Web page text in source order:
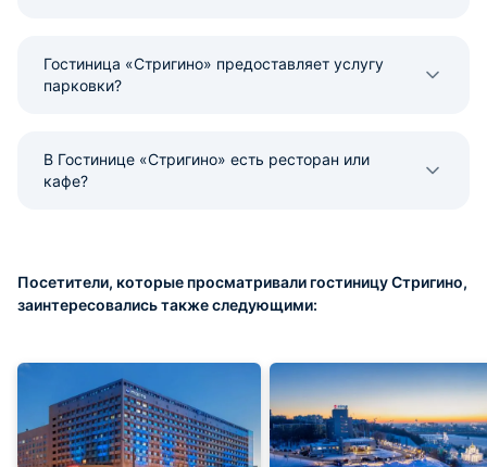
Гостиница «Стригино» предоставляет услугу
парковки?
В Гостинице «Стригино» есть ресторан или
кафе?
Посетители, которые просматривали гостиницу Стригино,
заинтересовались также следующими: